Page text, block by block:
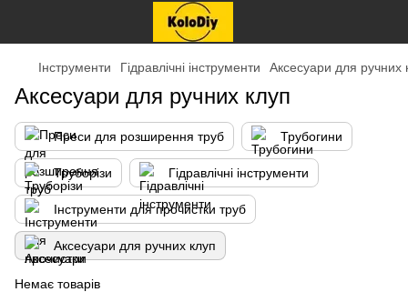
Інструменти Гідравлічні інструменти Аксесуари для ручних
Аксесуари для ручних клуп
Преси для розширення труб Трубогини
Труборізи Гідравлічні інструменти
Інструменти для прочистки труб
Аксесуари для ручних клуп
Немає товарів